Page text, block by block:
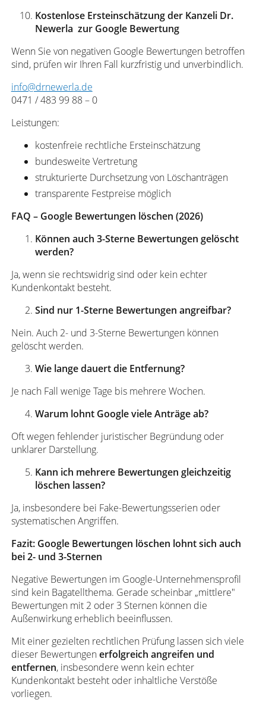
Kostenlose Ersteinschätzung der Kanzeli Dr.
Newerla zur Google Bewertung
Wenn Sie von negativen Google Bewertungen betroffen
sind, prüfen wir Ihren Fall kurzfristig und unverbindlich.
info@drnewerla.de
0471 / 483 99 88 – 0
Leistungen:
kostenfreie rechtliche Ersteinschätzung
bundesweite Vertretung
strukturierte Durchsetzung von Löschanträgen
transparente Festpreise möglich
FAQ – Google Bewertungen löschen (2026)
Können auch 3-Sterne Bewertungen gelöscht
werden?
Ja, wenn sie rechtswidrig sind oder kein echter
Kundenkontakt besteht.
Sind nur 1-Sterne Bewertungen angreifbar?
Nein. Auch 2- und 3-Sterne Bewertungen können
gelöscht werden.
Wie lange dauert die Entfernung?
Je nach Fall wenige Tage bis mehrere Wochen.
Warum lohnt Google viele Anträge ab?
Oft wegen fehlender juristischer Begründung oder
unklarer Darstellung.
Kann ich mehrere Bewertungen gleichzeitig
löschen lassen?
Ja, insbesondere bei Fake-Bewertungsserien oder
systematischen Angriffen.
Fazit: Google Bewertungen löschen lohnt sich auch
bei 2- und 3-Sternen
Negative Bewertungen im Google-Unternehmensprofil
sind kein Bagatellthema. Gerade scheinbar „mittlere"
Bewertungen mit 2 oder 3 Sternen können die
Außenwirkung erheblich beeinflussen.
Mit einer gezielten rechtlichen Prüfung lassen sich viele
dieser Bewertungenerfolgreich angreifen und
entfernen, insbesondere wenn kein echter
Kundenkontakt besteht oder inhaltliche Verstöße
vorliegen.